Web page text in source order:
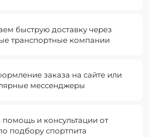
быструю доставку через
транспортные компании
заказа на сайте или
мессенджеры
помощь и консультации от
подбору спортпита